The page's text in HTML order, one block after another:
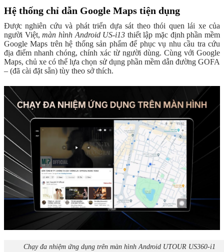
Hệ thống chỉ dẫn Google Maps tiện dụng
Được nghiên cứu và phát triển dựa sát theo thói quen lái xe của
người Việt,màn hình Android US-i13 thiết lập mặc định phần mềm
Google Maps trên hệ thống sản phẩm để phục vụ nhu cầu tra cứu
địa điểm nhanh chóng, chính xác từ người dùng. Cùng với Google
Maps, chủ xe có thể lựa chọn sử dụng phần mềm dẫn đường GOFA
– (đã cài đặt sẵn) tùy theo sở thích.
Chạy đa nhiệm ứng dụng trên màn hình Android UTOUR US360-i1